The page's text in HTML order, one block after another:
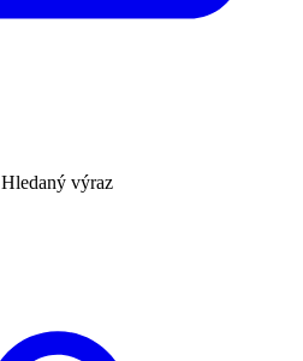
Hledaný výraz